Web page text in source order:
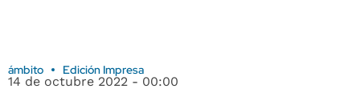
ámbito Edición Impresa
14 de octubre 2022 - 00:00